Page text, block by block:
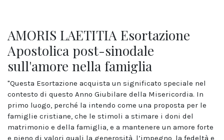
AMORIS LAETITIA Esortazione
Apostolica post-sinodale
sull'amore nella famiglia
"Questa Esortazione acquista un significato speciale nel
contesto di questo Anno Giubilare della Misericordia. In
primo luogo, perché la intendo come una proposta per le
famiglie cristiane, che le stimoli a stimare i doni del
matrimonio e della famiglia, e a mantenere un amore forte
e pieno di valori quali la generosità, l’impegno, la fedeltà e